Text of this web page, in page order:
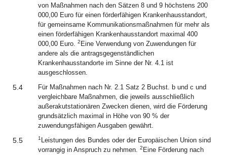
von Maßnahmen nach den Sätzen 8 und 9 höchstens 200
000,00 Euro für einen förderfähigen Krankenhausstandort,
für gemeinsame Kommunikationsmaßnahmen für mehr als
einen förderfähigen Krankenhausstandort maximal 400
000,00 Euro. 2 Eine Verwendung von Zuwendungen für
andere als die antragsgegenständlichen
Krankenhausstandorte im Sinne der Nr. 4.1 ist
ausgeschlossen.
5.4
Für Maßnahmen nach Nr. 2.1 Satz 2 Buchst. b und c und
vergleichbare Maßnahmen, die jeweils ausschließlich
außerakutstationären Zwecken dienen, wird die Förderung
grundsätzlich maximal in Höhe von 90 % der
zuwendungsfähigen Ausgaben gewährt.
5.5 1 Leistungen des Bundes oder der Europäischen Union sind
vorrangig in Anspruch zu nehmen. 2 Eine Förderung nach